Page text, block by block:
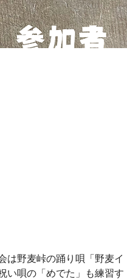
は野麦峠の踊り唄「野麦イ
い唄の「めでた」も練習す